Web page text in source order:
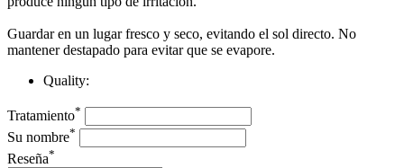
Guardar en un lugar fresco y seco, evitando el sol directo. No
mantener destapado para evitar que se evapore.
Quality:
Tratamiento*
Su nombre*
Reseña*